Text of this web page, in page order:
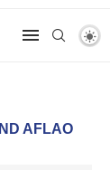
AFLAO